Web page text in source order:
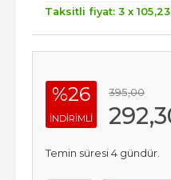
Taksitli fiyat: 3 x 105,23
%26
INDIRIMLI
395,00
292
Temin süresi 4 gündür.